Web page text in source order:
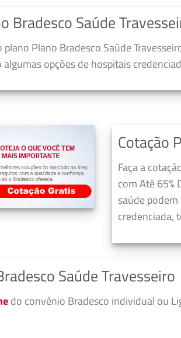
Bradesco Saúde
plano Plano Bradesco Saúde
opções de hospitais
Cotação
Faça a
com Até 65%
saúde
credenciada,
Saúde Travesseiro
do convênio Bradesco individual ou